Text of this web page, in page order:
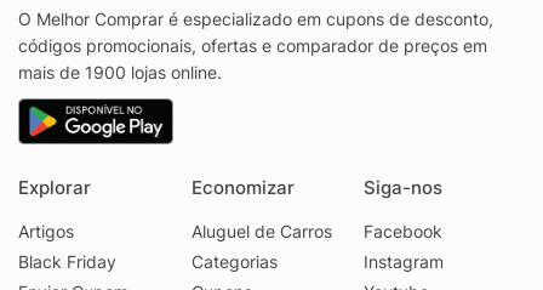
O Melhor Comprar é especializado em cupons de desconto,
códigos promocionais, ofertas e comparador de preços em
mais de 1900 lojas online.
Explorar
Artigos
Black Friday
Economizar
Aluguel de Carros
Categorias
Siga-nos
Facebook
Instagram